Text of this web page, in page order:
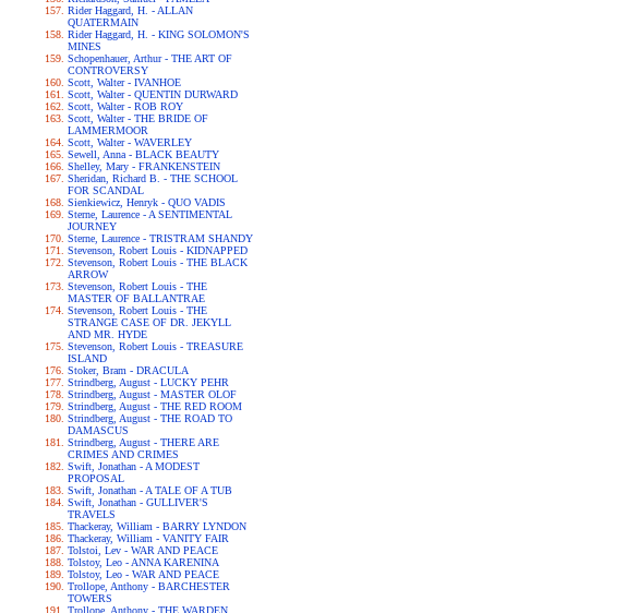
Rider Haggard, H. - ALLAN
QUATERMAIN
Rider Haggard, H. - KING SOLOMON'S
MINES
Schopenhauer, Arthur - THE ART OF
CONTROVERSY
Scott, Walter - IVANHOE
Scott, Walter - QUENTIN DURWARD
Scott, Walter - ROB ROY
Scott, Walter - THE BRIDE OF
LAMMERMOOR
Scott, Walter - WAVERLEY
Sewell, Anna - BLACK BEAUTY
Shelley, Mary - FRANKENSTEIN
Sheridan, Richard B. - THE SCHOOL
FOR SCANDAL
Sienkiewicz, Henryk - QUO VADIS
Sterne, Laurence - A SENTIMENTAL
JOURNEY
Sterne, Laurence - TRISTRAM SHANDY
Stevenson, Robert Louis - KIDNAPPED
Stevenson, Robert Louis - THE BLACK
ARROW
Stevenson, Robert Louis - THE
MASTER OF BALLANTRAE
Stevenson, Robert Louis - THE
STRANGE CASE OF DR. JEKYLL
AND MR. HYDE
Stevenson, Robert Louis - TREASURE
ISLAND
Stoker, Bram - DRACULA
Strindberg, August - LUCKY PEHR
Strindberg, August - MASTER OLOF
Strindberg, August - THE RED ROOM
Strindberg, August - THE ROAD TO
DAMASCUS
Strindberg, August - THERE ARE
CRIMES AND CRIMES
Swift, Jonathan - A MODEST
PROPOSAL
Swift, Jonathan - A TALE OF A TUB
Swift, Jonathan - GULLIVER'S
TRAVELS
Thackeray, William - BARRY LYNDON
Thackeray, William - VANITY FAIR
Tolstoi, Lev - WAR AND PEACE
Tolstoy, Leo - ANNA KARENINA
Tolstoy, Leo - WAR AND PEACE
Trollope, Anthony - BARCHESTER
TOWERS
Trollope, Anthony - THE WARDEN